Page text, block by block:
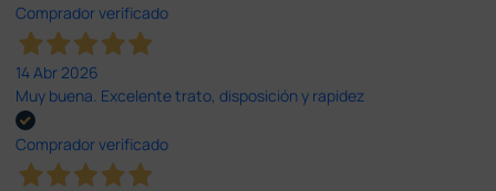
Comprador verificado
14 Abr 2026
Muy buena. Excelente trato, disposición y rapidez
Comprador verificado